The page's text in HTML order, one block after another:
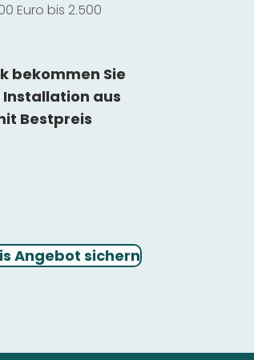
Euro bis 2.500
bekommen Sie
Installation aus
Bestpreis
Angebot sichern